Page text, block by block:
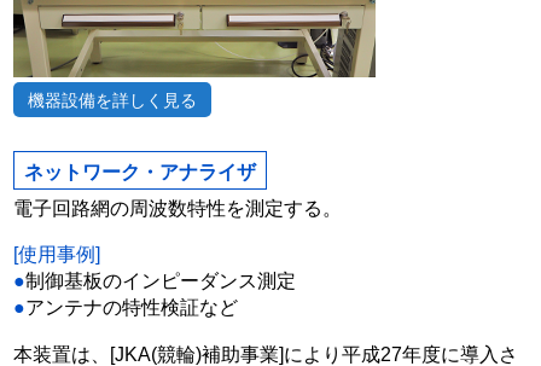
機器設備を詳しく見る
ネットワーク・アナライザ
電子回路網の周波数特性を測定する。
[使用事例]
●制御基板のインピーダンス測定
●アンテナの特性検証など
本装置は、[JKA(競輪)補助事業]により平成27年度に導入さ